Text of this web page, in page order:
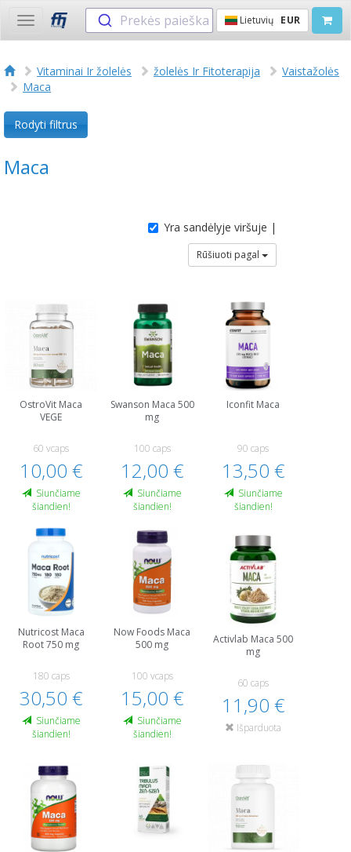
Toggle
navigation
Prekės paieška Lietuvių EUR
Vitaminai Ir žolelės žolelės Ir Fitoterapija
Vaistažolės
Maca
Rodyti filtrus
Maca
Yra sandėlyje viršuje |
Rūšiuoti pagal
OstroVit Maca
VEGE
60 vcaps
10,00 €
Siunčiame
šiandien!
Swanson Maca 500
mg
100 caps
12,00 €
Siunčiame
šiandien!
Iconfit Maca
90 caps
13,50 €
Siunčiame
šiandien!
Nutricost Maca
Root 750 mg
180 caps
30,50 €
Siunčiame
šiandien!
Now Foods Maca
500 mg
100 vcaps
15,00 €
Siunčiame
šiandien!
Activlab Maca 500
mg
60 caps
11,90 €
Išparduota